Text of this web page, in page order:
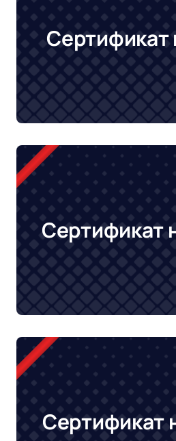
Сертификат
Сертификат
Сертификат